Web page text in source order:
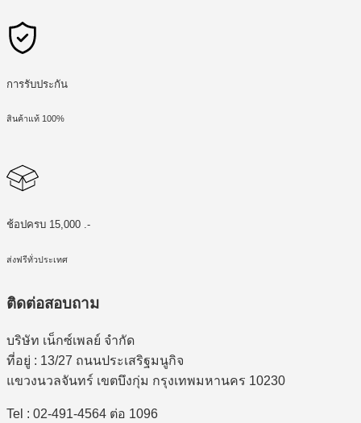
การรับประกัน
สินค้าแท้ 100%
ช้อปครบ 15,000 .-
ส่งฟรีทั่วประเทศ
ติดต่อสอบถาม
บริษัท เน็กซ์เพลย์ จำกัด
ที่อยู่ : 13/27 ถนนประเสริฐมนูกิจ
แขวงนวลจันทร์ เขตบึงกุ่ม กรุงเทพมหานคร 10230
Tel : 02-491-4564 ต่อ 1096